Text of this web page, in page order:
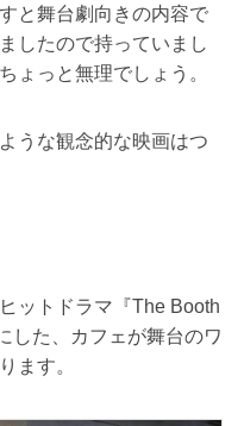
と舞台劇向きの内容で
したので持っていまし
ょっと無理でしょう。
うな観念的な映画はつ
ットドラマ『The Booth
した、カフェが舞台のワ
ます。